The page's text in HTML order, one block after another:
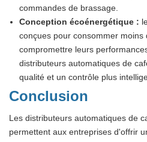
commandes de brassage.
Conception écoénergétique :
conçues pour consommer moins
compromettre leurs
distributeurs automatiques de
qualité et un contrôle plus
Conclusion
Les distributeurs automatiques de
permettent aux entreprises d'offrir